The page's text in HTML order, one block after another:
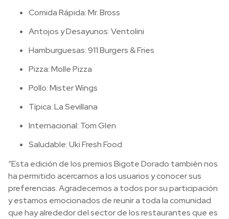
Comida Rápida: Mr. Bross
Antojos y Desayunos: Ventolini
Hamburguesas: 911 Burgers & Fries
Pizza: Molle Pizza
Pollo: Mister Wings
Típica: La Sevillana
Internacional: Tom Glen
Saludable: Uki Fresh Food
“Esta edición de los premios Bigote Dorado también nos
ha permitido acercarnos a los usuarios y conocer sus
preferencias. Agradecemos a todos por su participación
y estamos emocionados de reunir a toda la comunidad
que hay alrededor del sector de los restaurantes que es